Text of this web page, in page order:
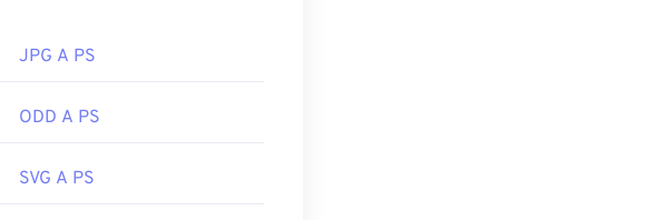
JPG A PS
ODD A PS
SVG A PS